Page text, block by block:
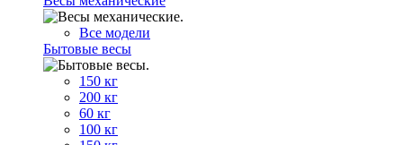
Все модели
Бытовые весы
150 кг
200 кг
60 кг
100 кг